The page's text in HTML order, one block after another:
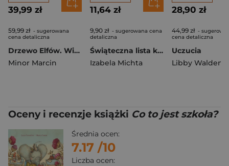
39,99 zł
59,99 zł - sugerowana
cena detaliczna
Drzewo Elfów. Wielka magiczna wyszukiwanka
Minor Marcin
11,64 zł
9,90 zł - sugerowana cena
detaliczna
Świąteczna lista kosa
Izabela Michta
28,90 zł
44,99 zł -
cena detaliczna
Uczucia
Libby Walden
Oceny i recenzje książki Co to jest szkoła?
Średnia ocen:
7.17 /10
Liczba ocen: